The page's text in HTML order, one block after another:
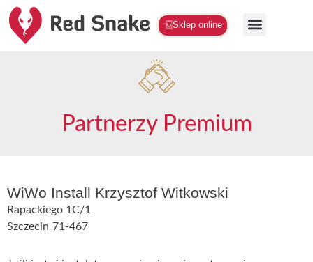
Sklep online
Partnerzy Premium
WiWo Install Krzysztof Witkowski
Rapackiego 1C/1
Szczecin 71-467